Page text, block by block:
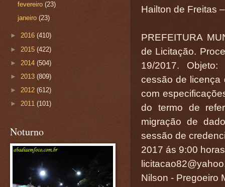
Hailton de Freitas
PREFEITURA
de Licitação.
19/2017.
cessão de licença
com
do termo de
migração de
sessão de
2017 ás 9:00
Nilson - Pregoeiro
fevereiro(23)
janeiro(23)
► 2016 (410)
► 2015 (422)
► 2014 (504)
► 2013 (809)
► 2012 (612)
► 2011 (101)
Noturno